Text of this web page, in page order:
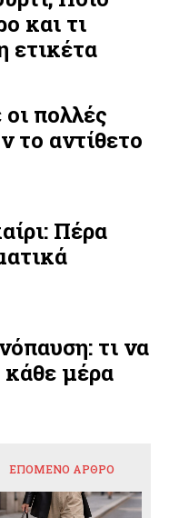
και τι
ετικέτα
πολλές
το αντίθετο
Πέρα
τι να
κάθε μέρα
ΕΠΌΜΕΝΟ ΆΡΘΡΟ